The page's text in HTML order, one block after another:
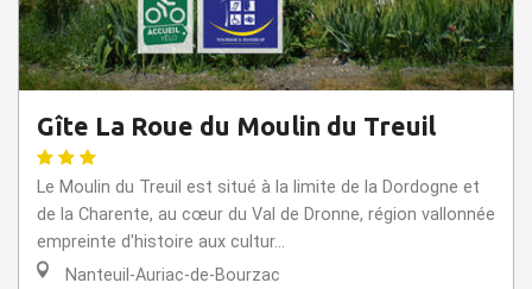
Gîte La Roue du Moulin du Treuil
Le Moulin du Treuil est situé à la limite de la Dordogne et
de la Charente, au cœur du Val de Dronne, région vallonnée
empreinte d'histoire aux cultur...
Nanteuil-Auriac-de-Bourzac